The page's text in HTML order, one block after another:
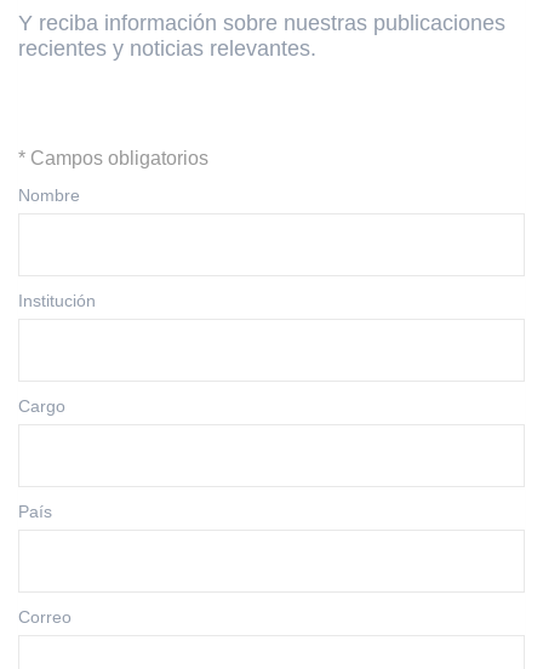
Y reciba información sobre nuestras publicaciones
recientes y noticias relevantes.
* Campos obligatorios
Nombre
Institución
Cargo
País
Correo